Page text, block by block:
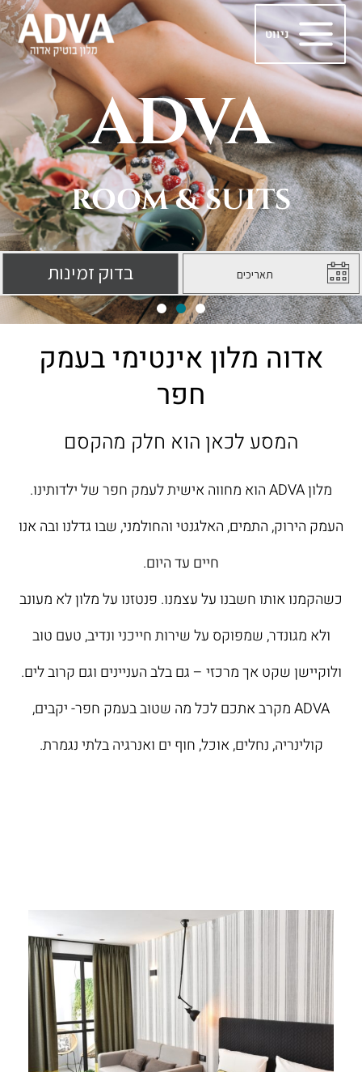
דילוג
לתוכן
Main
Menu ניווט
ADVA
ROOM & SUITS
אדוה מלון אינטימי בעמק
חפר
המסע לכאן הוא חלק מהקסם
מלון ADVA הוא מחווה אישית לעמק חפר של ילדותינו.
העמק הירוק, התמים, האלגנטי והחולמני, שבו גדלנו ובה אנו
חיים עד היום.
כשהקמנו אותו חשבנו על עצמנו. פנטזנו על מלון לא מעונב
ולא מגונדר, שמפוקס על שירות חייכני ונדיב, טעם טוב
ולוקיישן שקט אך מרכזי – גם בלב העניינים וגם קרוב לים.
ADVA מקרב אתכם לכל מה שטוב בעמק חפר- יקבים,
קולינריה, נחלים, אוכל, חוף ים ואנרגיה בלתי נגמרת.